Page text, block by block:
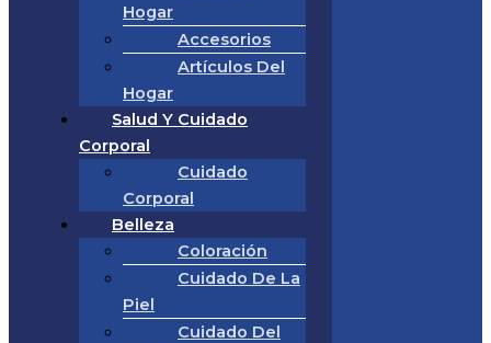
Hogar
Accesorios
Artículos Del
Hogar
Salud Y Cuidado
Corporal
Cuidado
Corporal
Belleza
Coloración
Cuidado De La
Piel
Cuidado Del